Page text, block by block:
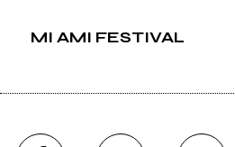
MI AMI FESTIVAL